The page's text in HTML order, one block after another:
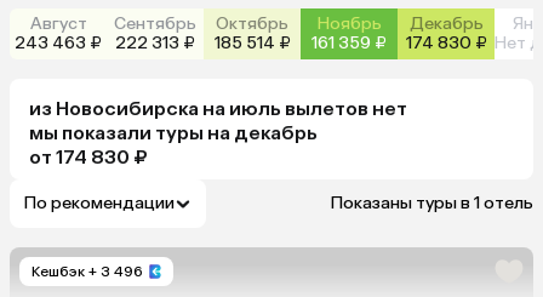
Август
243 463 ₽
Сентябрь
222 313 ₽
Октябрь
185 514 ₽
Ноябрь
161 359 ₽
Декабрь
174 830 ₽ Нет
из Новосибирска на июль вылетов нет
мы показали туры на декабрь
от 174 830 ₽
По рекомендации Показаны туры в 1 отель
Кешбэк + 3 496